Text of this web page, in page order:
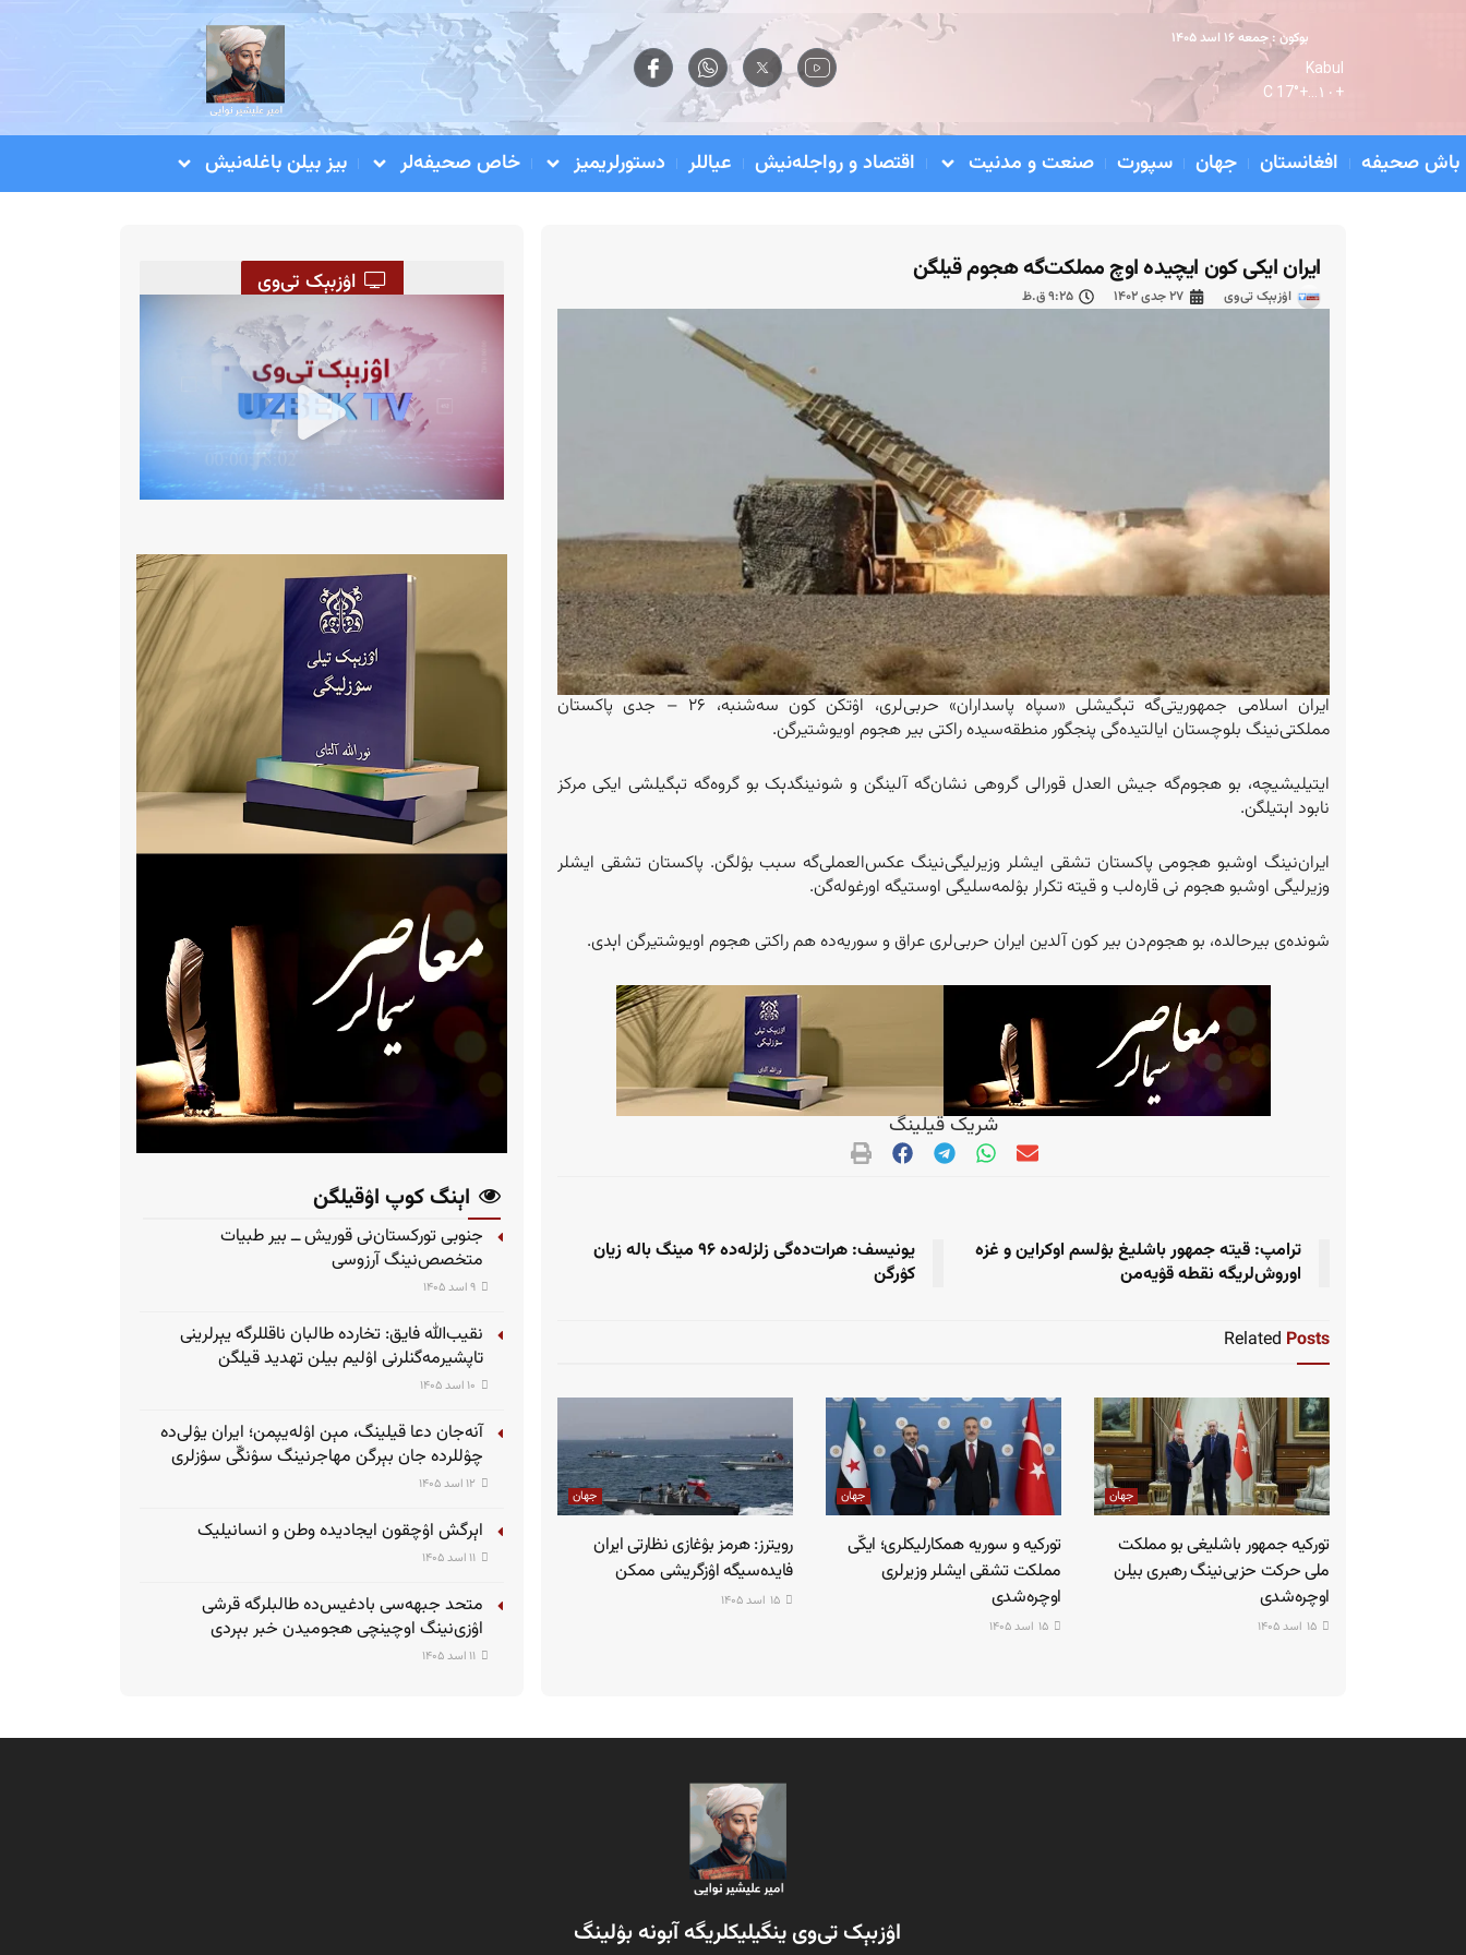
بوکون : جمعه ۱۶ اسد ۱۴۰۵
Kabul
+ ۱۰... +
17° C
باش صحیفه افغانستان جهان سپورت صنعت و مدنیت اقتصاد و رواجله‌نیش عیاللر دستورلریمیز خاص صحیفه‌لر بیز بیلن باغله‌نیش
اۉزبېک تی‌وی
اېنگ کوپ اۉقیلگن
جنوبی تورکستان‌نی قوریش ــ بیر طبیات
متخصص‌نینگ آرزوسی
نقیب‌الله فایق: تخارده طالبان ناقللرگه یېرلرینی
تاپشیرمه‌گنلرنی اۉلیم بیلن تهدید قیلگن
آنه‌جان دعا قیلینگ، مېن اۉله‌یپمن؛ ایران یۉلی‌ده
چۉللرده جان بېرگن مهاجرنینگ سۉنگّی سۉزلری
اېرگش اۉچقون ایجادیده وطن و انسانیلیک
متحد جبهه‌سی بادغیس‌ده طالبلرگه قرشی
اۉزی‌نینگ اوچینچی هجومیدن خبر بېردی
ایران ایکی کون ایچیده اوچ مملکت‌گه هجوم قیلگن
اۉزبېک تی‌وی ۲۷ جدی ۱۴۰۲ ۹:۲۵ ق.ظ
ایران اسلامی جمهوریتی‌گه تېگیشلی «سپاه‌ پاسداران» حربی‌لری، اۉتکن کون سه‌شنبه، ۲۶ – جدی پاکستان
مملکتی‌نینگ بلوچستان ایالتیده‌گی پنجگور منطقه‌سیده راکتی بیر هجوم اویوشتیرگن.
ایتیلیشیچه، بو هجوم‌‌گه جیش العدل قورالی گروهی‌ نشان‌گه آلینگن و شونینگدېک بو گروه‌گه تېگیلشی ایکی مرکز
نابود اېتیلگن.
ایران‌نینگ اوشبو هجومی پاکستان تشقی ایشلر وزیرلیگی‌نینگ عکس‌العملی‌گه سبب بۉلگن. پاکستان تشقی ایشلر
وزیرلیگی اوشبو هجوم نی قاره‌لب و قیته تکرار بۉلمه‌سلیگی اوستیگه اورغوله‎‌گن.
شونده‌ی بیرحالده، بو هجوم‌دن بیر کون آلدین ایران حربی‌لری عراق و سوریه‌ده هم راکتی هجوم اویوشتیرگن اېدی.
شریک قیلینگ
ترامپ: قیته جمهور باشلیغ بۉلسم اوکراین و غزه
اوروش‌لریگه نقطه قۉیه‌من
یونیسف: هرات‌ده‌گی زلزله‌ده ۹۶ مینگ باله زیان
کۉرگن
Related Posts
جهان
تورکیه جمهور باشلیغی بو مملکت
ملی حرکت حزبی‌نینگ رهبری بیلن
اوچره‌شدی
۱۵ اسد ۱۴۰۵
جهان
تورکیه و سوریه همکارلیکلری؛ ایکّی
مملکت تشقی ایشلر وزیرلری
اوچره‌شدی
۱۵ اسد ۱۴۰۵
جهان
رویترز: هرمز بۉغازی نظارتی ایران
فایده‌سیگه اۉزگریشی ممکن
۱۵ اسد ۱۴۰۵
اۉزبېک تی‌وی ینگیلیکلریگه آبونه بۉلینگ